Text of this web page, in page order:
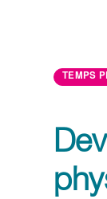
TEMPS